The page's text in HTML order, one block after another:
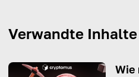
Verwandte Inhalte
Wie